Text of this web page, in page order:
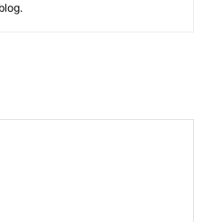
blog.